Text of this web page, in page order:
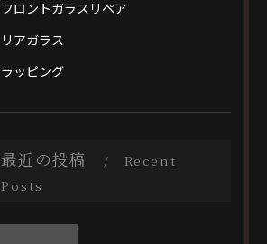
フロントガラスリペア
リアガラス
ラッピング
最近の投稿
Recent
Posts